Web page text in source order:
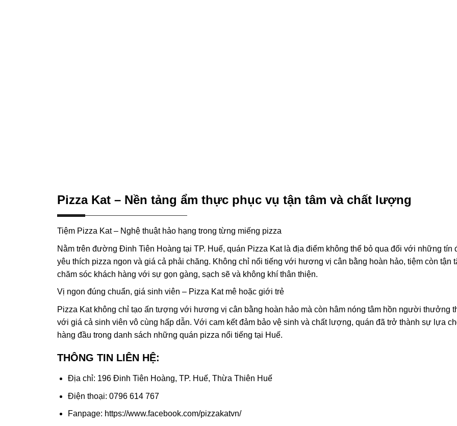
Pizza Kat – Nền tảng ẩm thực phục vụ tận tâm và chất lượng
Tiệm Pizza Kat – Nghệ thuật hảo hạng trong từng miếng pizza
Nằm trên đường Đinh Tiên Hoàng tại TP. Huế, quán Pizza Kat là địa điểm không thể bỏ qua đối với những tín
yêu thích pizza ngon và giá cả phải chăng. Không chỉ nổi tiếng với hương vị cân bằng hoàn hảo, tiệm còn tận
chăm sóc khách hàng với sự gọn gàng, sạch sẽ và không khí thân thiện.
Vị ngon đúng chuẩn, giá sinh viên – Pizza Kat mê hoặc giới trẻ
Pizza Kat không chỉ tạo ấn tượng với hương vị cân bằng hoàn hảo mà còn hâm nóng tâm hồn người thưởng
với giá cả sinh viên vô cùng hấp dẫn. Với cam kết đảm bảo vệ sinh và chất lượng, quán đã trở thành sự lựa
hàng đầu trong danh sách những quán pizza nổi tiếng tại Huế.
THÔNG TIN LIÊN HỆ:
Địa chỉ: 196 Đinh Tiên Hoàng, TP. Huế, Thừa Thiên Huế
Điện thoại: 0796 614 767
Fanpage: https://www.facebook.com/pizzakatvn/